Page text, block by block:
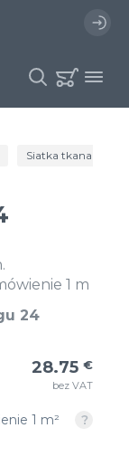
się na
się z
zamówień
oferty specjalne
Siatka tkana
1 m
24
28.75 €
bez VAT
€ / м²
1 m²